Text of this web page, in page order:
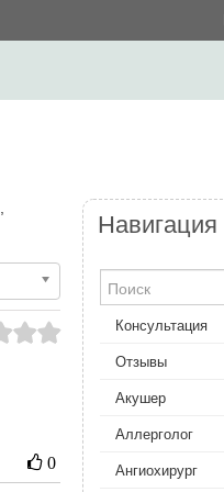
0
Навигация
Консультация
Отзывы
Акушер
Аллерголог
Ангиохирург